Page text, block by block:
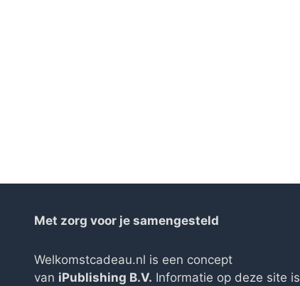
Met zorg voor je samengesteld
Welkomstcadeau.nl is een concept
van iPublishing B.V. Informatie op deze site is